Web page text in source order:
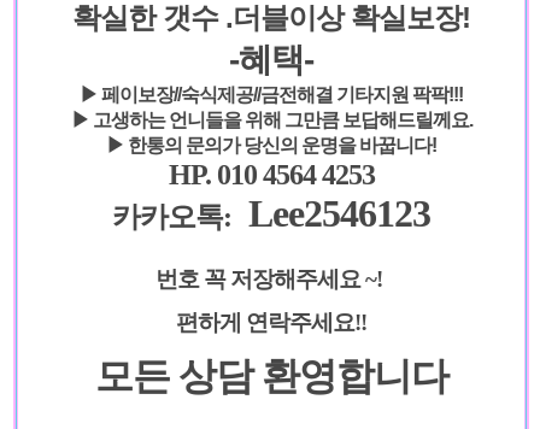
확실한 갯수 .더블이상 확실보장!
-혜택-
▶ 페이보장//숙식제공//금전해결 기타지원 팍팍!!!
▶ 고생하는 언니들을 위해 그만큼 보답해드릴께요.
▶ 한통의 문의가 당신의 운명을 바꿉니다!
HP. 010 4564 4253
카카오톡: Lee2546123
번 호 꼭 저장해주세요 ~!
편하게 연락주세요!!
모든 상담 환영합니다